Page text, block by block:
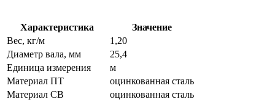
Характеристика
Значение
Вес, кг/м
1,20
Диаметр вала, мм
25,4
Единица измерения
м
Материал ПТ
оцинкованная сталь
Материал СВ
оцинкованная сталь